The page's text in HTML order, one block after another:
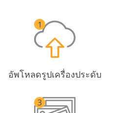
อัพโหลดรูปเครื่องประดับ